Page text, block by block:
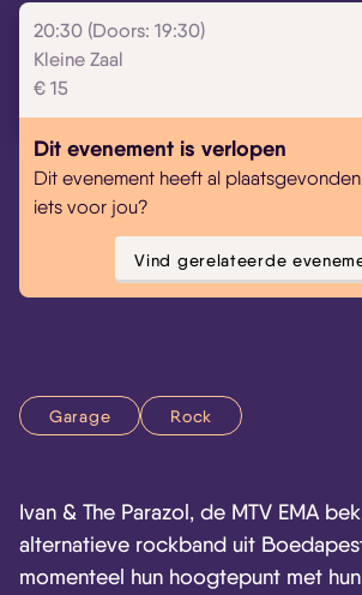
20:30 (Doors: 19:30)
Kleine Zaal
€ 15
Dit evenement is verlopen
Dit evenement heeft al
iets voor jou?
Vind gerelateerde
Garage Rock
Ivan & The Parazol, de MTV EMA
alternatieve rockband uit
momenteel hun hoogtepunt met